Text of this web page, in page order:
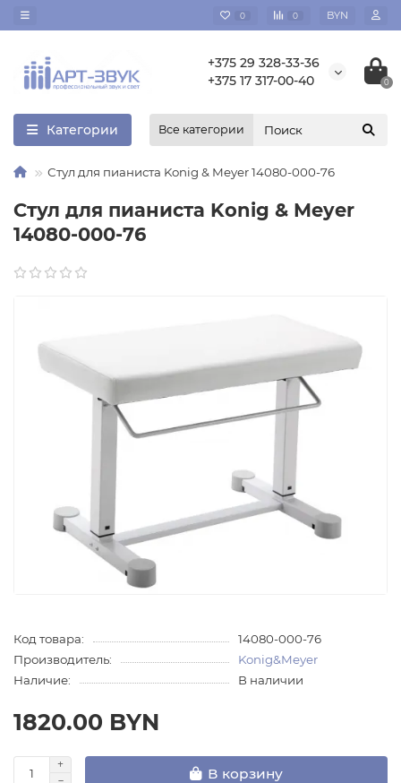
0 0 BYN
+375 29 328-33-36
+375 17 317-00-40
0
Категории Все категории
Стул для пианиста Konig & Meyer 14080-000-76
Стул для пианиста Konig & Meyer
14080-000-76
Код товара:
14080-000-76
Производитель:
Konig&Meyer
Наличие:
В наличии
1820.00 BYN
В корзину